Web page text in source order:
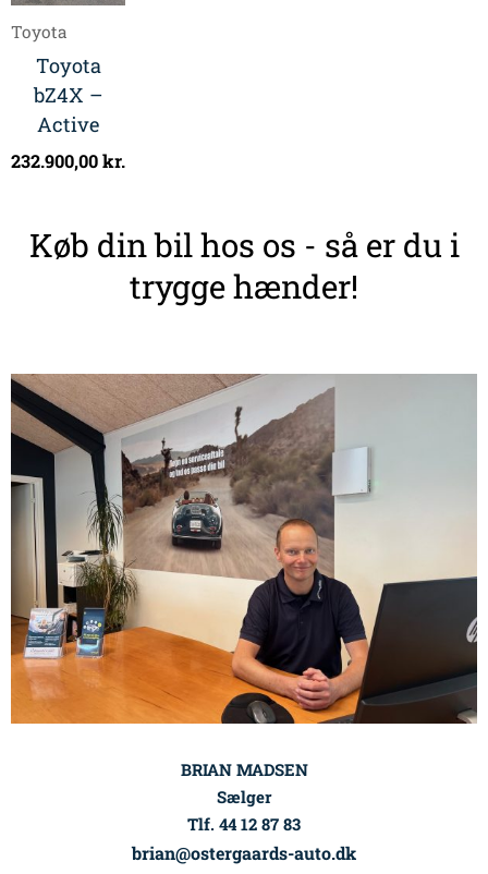
Toyota
Toyota
bZ4X –
Active
232.900,00kr.
Køb din bil hos os - så er du i
trygge hænder!
BRIAN MADSEN
Sælger
Tlf. 44 12 87 83
brian@ostergaards-auto.dk